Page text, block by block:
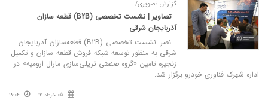
گزارش تصویری/
تصاویر | نشست تخصصی (B2B) قطعه‌ سازان
آذربایجان شرقی
نصر: نشست تخصصی (B2B) قطعه‌سازان آذربایجان
شرقی به منظور توسعه شبکه فروش قطعه‌ سازان و تکمیل
زنجیره تامین «گروه صنعتی تریلی‌سازی مارال ارومیه» در
اداره شهرک فناوری خودرو برگزار شد.
05 خرداد 12 18:04